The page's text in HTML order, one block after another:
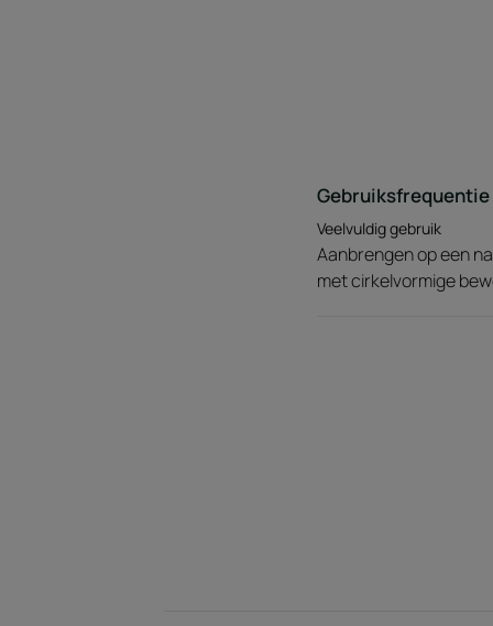
Gebruiksfrequentie
Veelvuldig gebruik
Aanbrengen op een
met cirkelvormige